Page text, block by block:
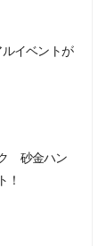
ルイベントが
ク 砂金ハン
！